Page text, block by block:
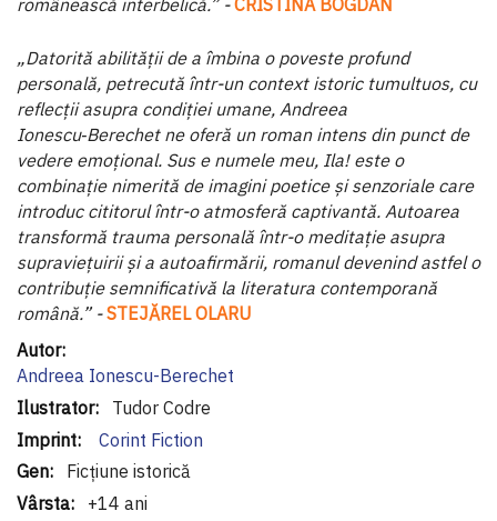
românească interbelică.” -CRISTINA BOGDAN
„Datorită abilității de a îmbina o poveste profund
personală, petrecută într-un context istoric tumultuos, cu
reflecții asupra condiției umane, Andreea
Ionescu‑Berechet ne oferă un roman intens din punct de
vedere emoțional. Sus e numele meu, Ila! este o
combinație nimerită de imagini poetice și senzoriale care
introduc cititorul într-o atmosferă captivantă. Autoarea
transformă trauma personală într-o meditație asupra
supraviețuirii și a autoafirmării, romanul devenind astfel o
contribuție semnificativă la literatura contemporană
română.” -STEJĂREL OLARU
Informaţii
suplimentare
Andreea Ionescu-Berechet
Tudor Codre
Corint Fiction
Ficțiune istorică
+14 ani